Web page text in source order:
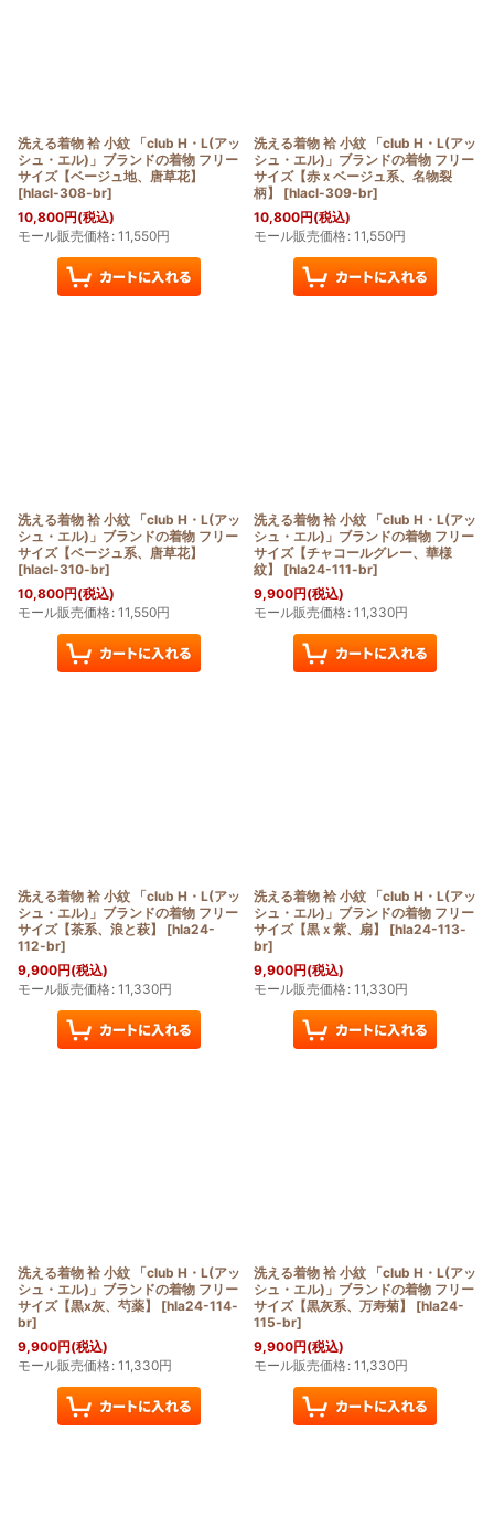
洗える着物 袷 小紋 「club H・L(アッ
シュ・エル)」ブランドの着物 フリー
サイズ【ベージュ地、唐草花】
[hlacl-308-br]
10,800円(税込)
モール販売価格: 11,550円
洗える着物 袷 小紋 「club H・L(アッ
シュ・エル)」ブランドの着物 フリー
サイズ【赤ｘベージュ系、名物裂
柄】
[hlacl-309-br]
10,800円(税込)
モール販売価格: 11,550円
洗える着物 袷 小紋 「club H・L(アッ
シュ・エル)」ブランドの着物 フリー
サイズ【ベージュ系、唐草花】
[hlacl-310-br]
10,800円(税込)
モール販売価格: 11,550円
洗える着物 袷 小紋 「club H・L(アッ
シュ・エル)」ブランドの着物 フリー
サイズ【チャコールグレー、華様
紋】
[hla24-111-br]
9,900円(税込)
モール販売価格: 11,330円
洗える着物 袷 小紋 「club H・L(アッ
シュ・エル)」ブランドの着物 フリー
サイズ【茶系、浪と萩】
[hla24-
112-br]
9,900円(税込)
モール販売価格: 11,330円
洗える着物 袷 小紋 「club H・L(アッ
シュ・エル)」ブランドの着物 フリー
サイズ【黒ｘ紫、扇】
[hla24-113-
br]
9,900円(税込)
モール販売価格: 11,330円
洗える着物 袷 小紋 「club H・L(アッ
シュ・エル)」ブランドの着物 フリー
サイズ【黒x灰、芍薬】
[hla24-114-
br]
9,900円(税込)
モール販売価格: 11,330円
洗える着物 袷 小紋 「club H・L(アッ
シュ・エル)」ブランドの着物 フリー
サイズ【黒灰系、万寿菊】
[hla24-
115-br]
9,900円(税込)
モール販売価格: 11,330円